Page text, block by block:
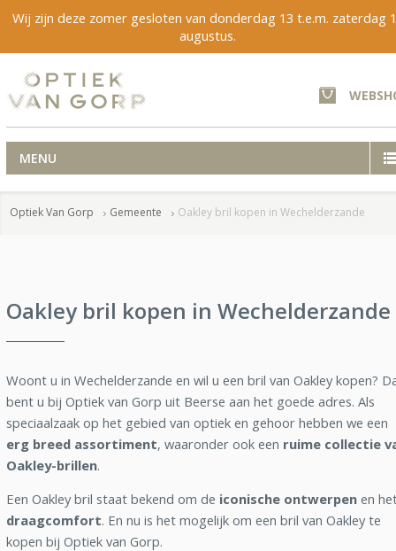
Wij zijn deze zomer gesloten van donderdag 13 t.e.m. zaterdag
augustus.
MENU
Optiek Van Gorp Gemeente Oakley bril kopen in Wechelderzande
Oakley bril kopen in Wechelderzande
Woont u in Wechelderzande en wil u een bril van Oakley kopen?
bent u bij Optiek van Gorp uit Beerse aan het goede adres. Als
speciaalzaak op het gebied van optiek en gehoor hebben we een
erg breed assortiment, waaronder ook een ruime collectie
Oakley-brillen.
Een Oakley bril staat bekend om de iconische ontwerpen en
draagcomfort. En nu is het mogelijk om een bril van Oakley te
kopen bij Optiek van Gorp.